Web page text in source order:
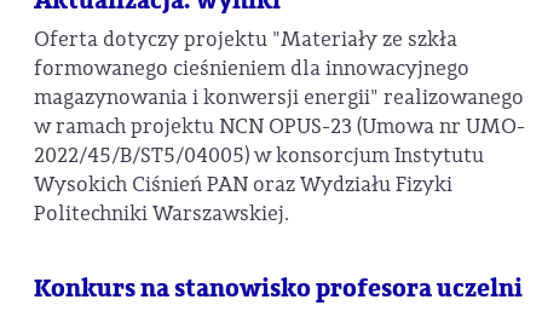
Oferta dotyczy projektu "Materiały ze szkła
formowanego cieśnieniem dla innowacyjnego
magazynowania i konwersji energii" realizowanego
w ramach projektu NCN OPUS-23 (Umowa nr UMO-
2022/45/B/ST5/04005) w konsorcjum Instytutu
Wysokich Ciśnień PAN oraz Wydziału Fizyki
Politechniki Warszawskiej.
Konkurs na stanowisko profesora uczelni